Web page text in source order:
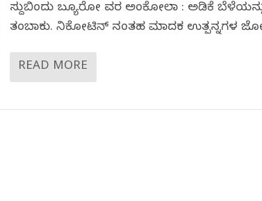
ಸುದ್ದಿಬಿಂದು ಬ್ಯೂರೋ ವರದಿ ಅಂಕೋಲಾ : ಅಡಿಕೆ
ತಂಬಾಕು. ನಿಕೋಟಿನ್ ನಂತಹ ಮಾದಕ ಉತ್ಪನ್ನಗಳ
READ MORE